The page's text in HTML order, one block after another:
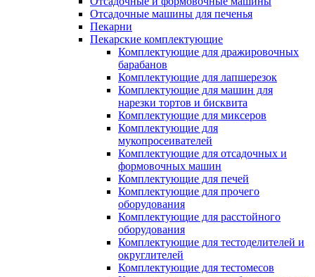
Отсадочные машины для печенья
Пекарни
Пекарские комплектующие
Комплектующие для дражировочных
барабанов
Комплектующие для лапшерезок
Комплектующие для машин для
нарезки тортов и бисквита
Комплектующие для миксеров
Комплектующие для
мукопросеивателей
Комплектующие для отсадочных и
формовочных машин
Комплектующие для печей
Комплектующие для прочего
оборудования
Комплектующие для расстойного
оборудования
Комплектующие для тестоделителей и
округлителей
Комплектующие для тестомесов